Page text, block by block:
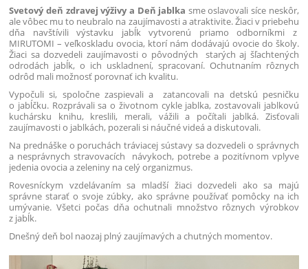
Svetový deň zdravej výživy a Deň jablka sme oslavovali síce neskôr,
ale vôbec mu to neubralo na zaujímavosti a atraktivite. Žiaci v priebehu
dňa navštívili výstavku jabĺk vytvorenú priamo odborníkmi z
MIRUTOMI – veľkoskladu ovocia, ktorí nám dodávajú ovocie do školy.
Žiaci sa dozvedeli zaujímavosti o pôvodných starých aj šľachtených
odrodách jabĺk, o ich uskladnení, spracovaní. Ochutnaním rôznych
odrôd mali možnosť porovnať ich kvalitu.
Vypočuli si, spoločne zaspievali a zatancovali na detskú pesničku
o jabĺčku. Rozprávali sa o životnom cykle jablka, zostavovali jablkovú
kuchársku knihu, kreslili, merali, vážili a počítali jablká. Zisťovali
zaujímavosti o jablkách, pozerali si náučné videá a diskutovali.
Na prednáške o poruchách tráviacej sústavy sa dozvedeli o správnych
a nesprávnych stravovacích návykoch, potrebe a pozitívnom vplyve
jedenia ovocia a zeleniny na celý organizmus.
Rovesníckym vzdelávaním sa mladší žiaci dozvedeli ako sa majú
správne starať o svoje zúbky, ako správne používať pomôcky na ich
umývanie. Všetci počas dňa ochutnali množstvo rôznych výrobkov
z jabĺk.
Dnešný deň bol naozaj plný zaujímavých a chutných momentov.